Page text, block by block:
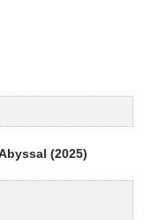
(2025)